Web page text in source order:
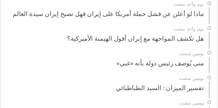
‏يوم واحد مضت
ماذا لو أعلن عن فشل حملة أمريكا على إيران فهل تصبح إيران سيدة العالم
‏يوم واحد مضت
هل تكشف المواجهة مع إيران أفول الهيمنة الأميركية؟
‏يومين مضت
متى يُوصف رئيس دولة بأنه «غبي»
‏يومين مضت
تفسير الميزان : السيد الطباطبائي
‏يومين مضت